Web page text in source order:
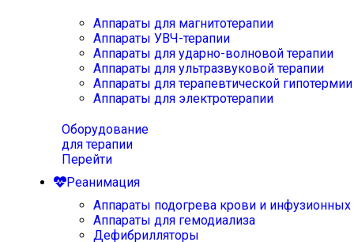
Аппараты для магнитотерапии
Аппараты УВЧ-терапии
Аппараты для ударно-волновой терапии
Аппараты для ультразвуковой терапии
Аппараты для терапевтической
Аппараты для электротерапии
Оборудование
для терапии
Перейти
Реанимация
Аппараты подогрева крови и инфузионных
Аппараты для гемодиализа
Дефибрилляторы